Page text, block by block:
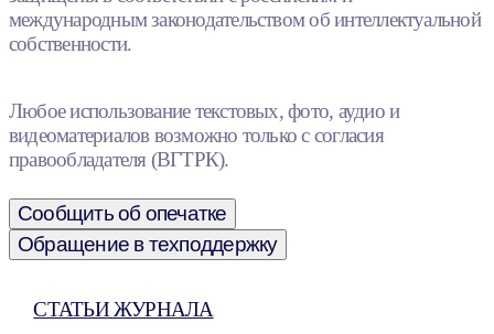
международным законодательством об интеллектуальной
собственности.
Любое использование текстовых, фото, аудио и
видеоматериалов возможно только с согласия
правообладателя (ВГТРК).
Сообщить об опечатке
Обращение в техподдержку
СТАТЬИ ЖУРНАЛА